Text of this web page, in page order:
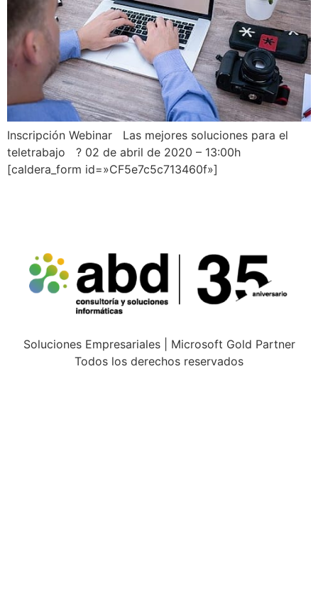
Inscripción Webinar Las mejores soluciones para el
teletrabajo ? 02 de abril de 2020 – 13:00h
[caldera_form id=»CF5e7c5c713460f»]
Soluciones Empresariales | Microsoft Gold Partner
Todos los derechos reservados